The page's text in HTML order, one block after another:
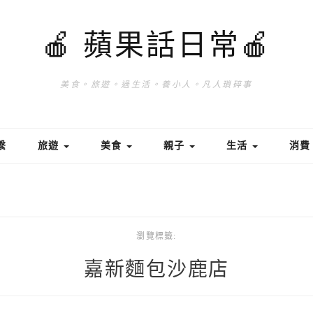
🍎 蘋果話日常🍎
美食。旅遊。過生活。養小人。凡人瑣碎事
旅遊 美食 親子 生活 消費
瀏覽標籤:
嘉新麵包沙鹿店